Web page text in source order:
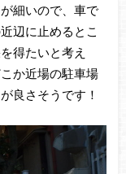
細いので、車で
辺に止めるとこ
得たいと考え
か近場の駐車場
良さそうです！